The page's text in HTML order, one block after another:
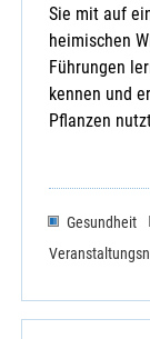
Sie mit auf
heimischen
Führungen
kennen und
Pflanzen
Gesundheit